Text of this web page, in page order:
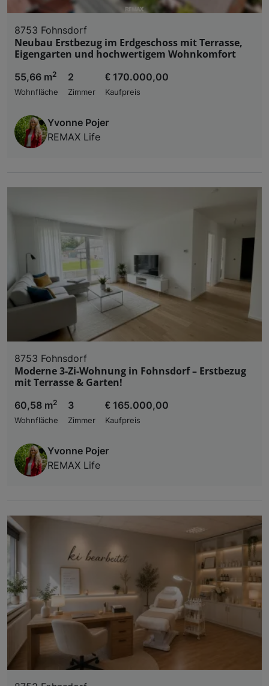
8753 Fohnsdorf
Neubau Erstbezug im Erdgeschoss mit Terrasse,
Eigengarten und hochwertigem Wohnkomfort
55,66 m2
Wohnfläche
2
Zimmer
€ 170.000,00
Kaufpreis
Yvonne Pojer
REMAX Life
8753 Fohnsdorf
Moderne 3-Zi-Wohnung in Fohnsdorf – Erstbezug
mit Terrasse & Garten!
60,58 m2
Wohnfläche
3
Zimmer
€ 165.000,00
Kaufpreis
Yvonne Pojer
REMAX Life